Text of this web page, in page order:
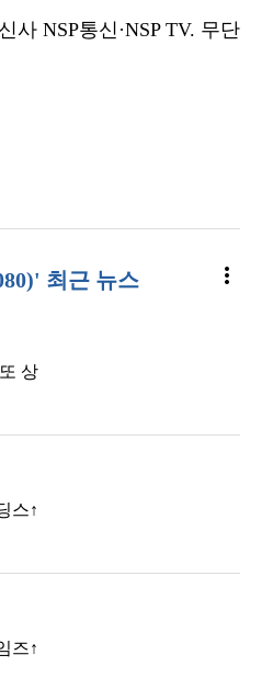
NSP통신·NSP TV. 무단
최근 뉴스 more_vert
상
스↑
즈↑